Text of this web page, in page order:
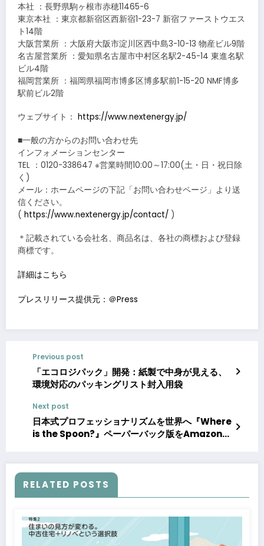
本社 ：長野県駒ヶ根市赤穂11465-6
東京本社 ：東京都新宿区西新宿1-23-7 新宿ファーストウエス
ト14階
大阪営業所 ：大阪府大阪市淀川区西中島3-10-13 物産ビル9階
名古屋営業所 ：愛知県名古屋市中村区名駅2-45-14 東進名駅
ビル4階
福岡営業所 ：福岡県福岡市博多区博多駅前1-15-20 NMF博多
駅前ビル2階
ウェブサイト： https://www.nextenergy.jp/
■一般の方からのお問い合わせ先
インフォメーションセンター
TEL ：0120-338647 ※営業時間10:00～17:00(土・日・祝日除
く)
メール：ホームページの下記「お問い合わせページ」より送
信ください。
( https://www.nextenergy.jp/contact/ )
＊記載されている会社名、商品名は、各社の商標および登録
商標です。
詳細はこちら
プレスリリース提供元：＠Press
Previous post
「エコロジパック」開発：紙製で中身が見える、
環境対応のパッキングリスト封入用袋
Next post
日本式プロフェッショナリズムを世界へ『Where
is the Spoon?』ペーパーバック版をAmazon
RELATED POSTS